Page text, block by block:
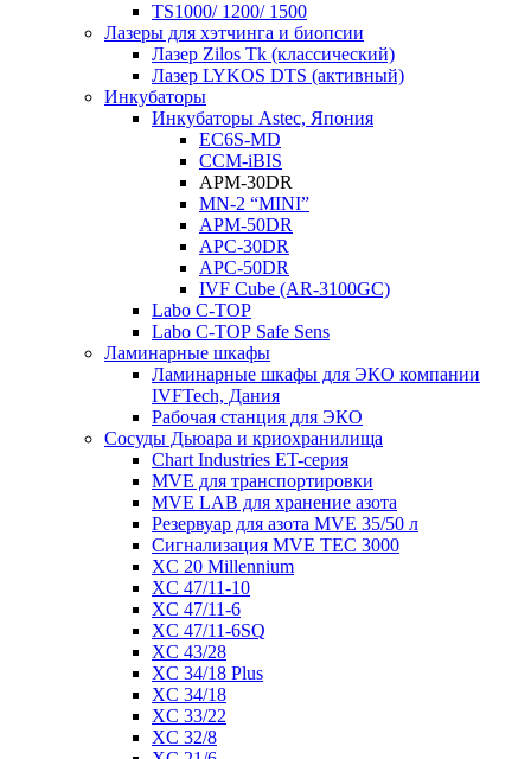
TS1000/ 1200/ 1500
Лазеры для хэтчинга и биопсии
Лазер Zilos Tk (классический)
Лазер LYKOS DTS (активный)
Инкубаторы
Инкубаторы Astec, Япония
EC6S-MD
CCM-iBIS
APM-30DR
MN-2 “MINI”
APM-50DR
APC-30DR
APC-50DR
IVF Cube (AR-3100GC)
Labo С-ТОР
Labo С-ТОР Safe Sens
Ламинарные шкафы
Ламинарные шкафы для ЭКО компании
IVFTech, Дания
Рабочая станция для ЭКО
Сосуды Дьюара и криохранилища
Chart Industries ET-серия
MVE для транспортировки
MVE LAB для хранение азота
Резервуар для азота MVE 35/50 л
Сигнализация MVE TEC 3000
XC 20 Millennium
XC 47/11-10
XC 47/11-6
XC 47/11-6SQ
XC 43/28
XC 34/18 Plus
XC 34/18
XC 33/22
XC 32/8